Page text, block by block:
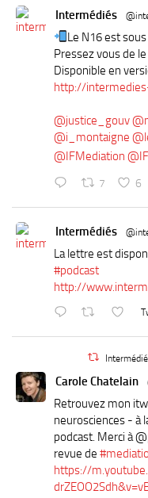
Intermédiés
Le N16 est
Pressez vous de
Disponible en
http://
@justice_gouv
@i_montaigne
@IFMediation
7 6
Intermédiés
La lettre est
#podcast
http://
Carole Chatelain
Retrouvez mon
neurosciences - à
podcast. Merci à
revue de
https://